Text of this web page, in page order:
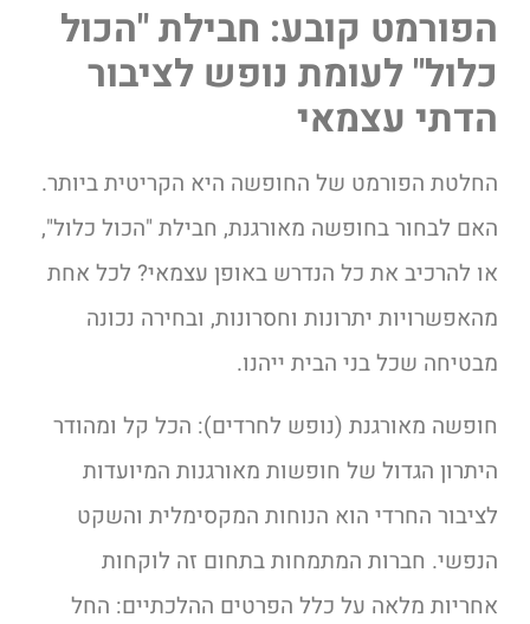
הפורמט קובע: חבילת "הכול
כלול" לעומת נופש לציבור
הדתי עצמאי
החלטת הפורמט של החופשה היא הקריטית ביותר.
האם לבחור בחופשה מאורגנת, חבילת "הכול כלול",
או להרכיב את כל הנדרש באופן עצמאי? לכל אחת
מהאפשרויות יתרונות וחסרונות, ובחירה נכונה
מבטיחה שכל בני הבית ייהנו.
חופשה מאורגנת (נופש לחרדים): הכל קל ומהודר
היתרון הגדול של חופשות מאורגנות המיועדות
לציבור החרדי הוא הנוחות המקסימלית והשקט
הנפשי. חברות המתמחות בתחום זה לוקחות
אחריות מלאה על כלל הפרטים ההלכתיים: החל